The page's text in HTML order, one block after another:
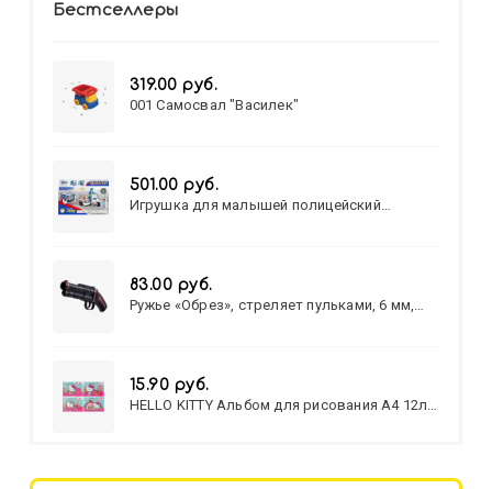
Бестселлеры
319.00 руб.
001 Самосвал "Василек"
501.00 руб.
Игрушка для малышей полицейский
83.00 руб.
Ружье «Обрез», стреляет пульками, 6 мм,
15.90 руб.
HELLO KITTY Альбом для рисования А4 12л.